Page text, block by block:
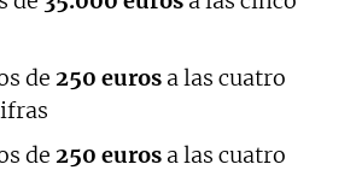
de 250 euros a las cuatro
de 250 euros a las cuatro